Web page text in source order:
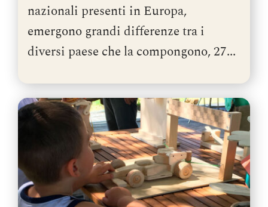
nazionali presenti in Europa,
emergono grandi differenze tra i
diversi paese che la compongono, 27...